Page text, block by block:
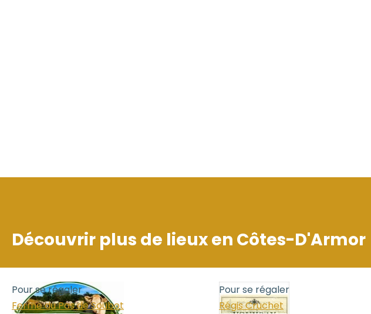
Découvrir plus de lieux en Côtes-D'Armor
Pour se régaler
Ferme du Pas de Soubot
Pour se régaler
Régis Cruchet